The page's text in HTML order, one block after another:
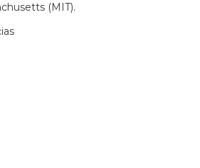
(MIT).